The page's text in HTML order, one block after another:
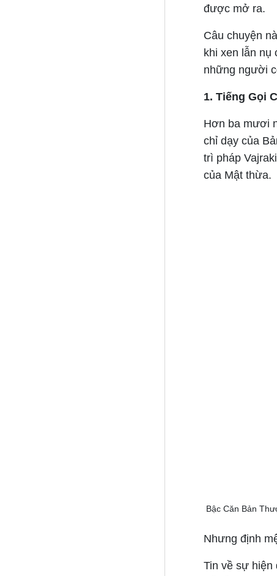
được mở ra.
Câu chuyện
khi xen lẫn nụ
những người
1. Tiếng Gọi
Hơn ba mươi
chỉ dạy của
trì pháp
của Mật thừa.
Bậc Căn Bản
Nhưng định
Tin về sự